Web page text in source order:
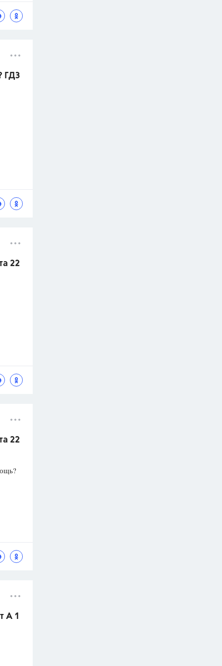
ГДЗ
22
22
А 1